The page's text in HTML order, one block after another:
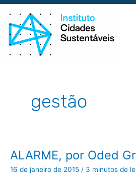
Ir
para
conteúdo
gestão
ALARME, por Oded
16 de janeiro de 2015 / 3 minutos de
ALARME,
por
Grajew